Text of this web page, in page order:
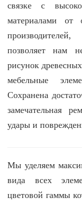
связке с
материалами
позволяет нам
рисунок
мебельные
Сохранена
замечательная
удары и
Мы уделяем
вида всех
цветовой гаммы